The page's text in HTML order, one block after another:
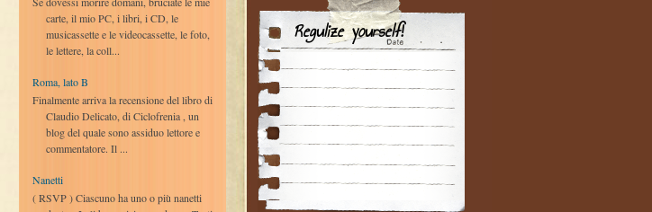
Regulize yourself!
carte, il mio PC, i libri, i CD, le
musicassette e le videocassette, le foto,
le lettere, la coll...
Roma, lato B
Finalmente arriva la recensione del libro di
Claudio Delicato, di Ciclofrenia , un
blog del quale sono assiduo lettore e
commentatore. Il ...
Nanetti
( RSVP ) Ciascuno ha uno o più nanetti